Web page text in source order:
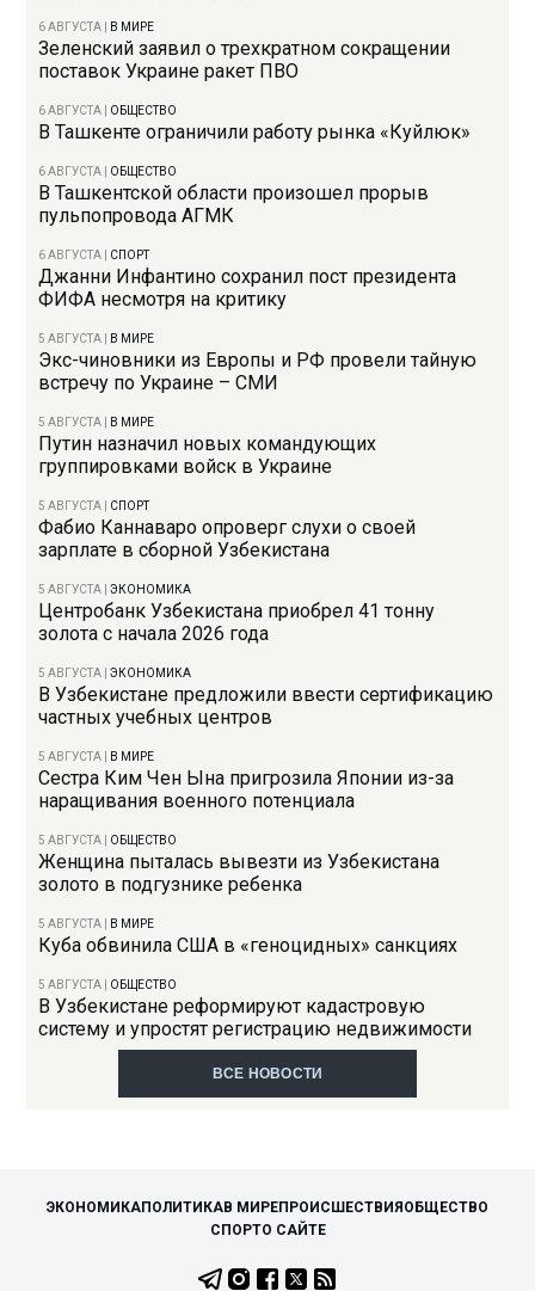
6 АВГУСТА В МИРЕ
Зеленский заявил о трехкратном сокращении
поставок Украине ракет ПВО
6 АВГУСТА ОБЩЕСТВО
В Ташкенте ограничили работу рынка «Куйлюк»
6 АВГУСТА ОБЩЕСТВО
В Ташкентской области произошел прорыв
пульпопровода АГМК
6 АВГУСТА СПОРТ
Джанни Инфантино сохранил пост президента
ФИФА несмотря на критику
5 АВГУСТА В МИРЕ
Экс-чиновники из Европы и РФ провели тайную
встречу по Украине – СМИ
5 АВГУСТА В МИРЕ
Путин назначил новых командующих
группировками войск в Украине
5 АВГУСТА СПОРТ
Фабио Каннаваро опроверг слухи о своей
зарплате в сборной Узбекистана
5 АВГУСТА |ЭКОНОМИКА
Центробанк Узбекистана приобрел 41 тонну
золота с начала 2026 года
5 АВГУСТА |ЭКОНОМИКА
В Узбекистане предложили ввести сертификацию
частных учебных центров
5 АВГУСТА В МИРЕ
Сестра Ким Чен Ына пригрозила Японии из-за
наращивания военного потенциала
5 АВГУСТА ОБЩЕСТВО
Женщина пыталась вывезти из Узбекистана
золото в подгузнике ребенка
5 АВГУСТА В МИРЕ
Куба обвинила США в «геноцидных» санкциях
5 АВГУСТА ОБЩЕСТВО
В Узбекистане реформируют кадастровую
систему и упростят регистрацию недвижимости
ВСЕ НОВОСТИ
ЭКОНОМИКАПОЛИТИКАВ МИРЕПРОИСШЕСТВИЯОБЩЕСТВО
СПОРТО САЙТЕ